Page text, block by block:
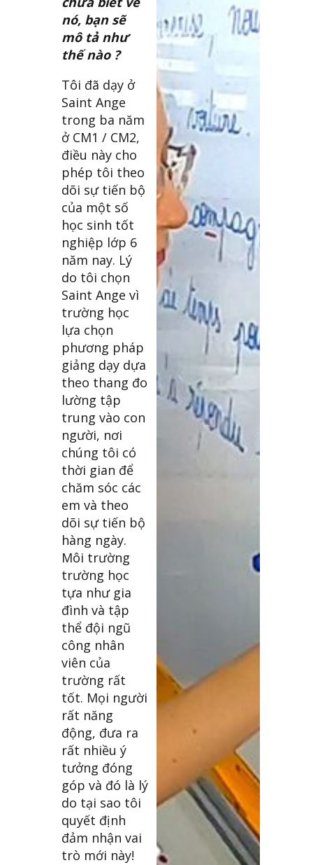
nó, bạn sẽ
mô tả như
thế nào ?
Tôi đã dạy ở
Saint Ange
trong ba năm
ở CM1 / CM2,
điều này cho
phép tôi theo
dõi sự tiến bộ
của một số
học sinh tốt
nghiệp lớp 6
năm nay. Lý
do tôi chọn
Saint Ange vì
trường học
lựa chọn
phương pháp
giảng dạy dựa
theo thang đo
lường tập
trung vào con
người, nơi
chúng tôi có
thời gian để
chăm sóc các
em và theo
dõi sự tiến bộ
hàng ngày.
Môi trường
trường học
tựa như gia
đình và tập
thể đội ngũ
công nhân
viên của
trường rất
tốt. Mọi người
rất năng
động, đưa ra
rất nhiều ý
tưởng đóng
góp và đó là lý
do tại sao tôi
quyết định
đảm nhận vai
trò mới này!